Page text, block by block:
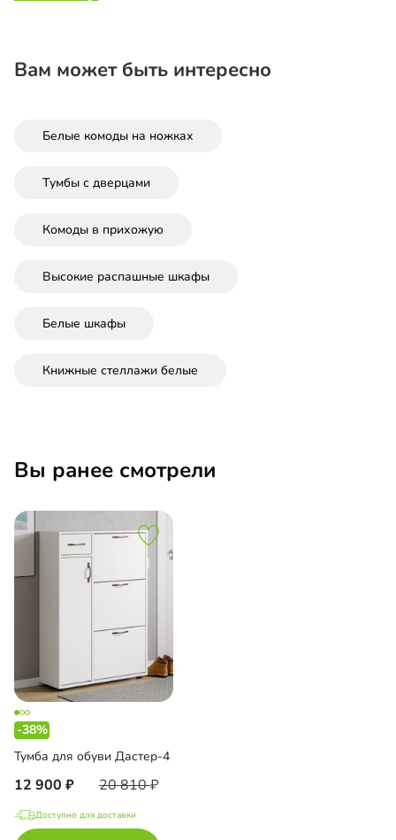
Вам может быть интересно
Белые комоды на ножках
Тумбы с дверцами
Комоды в прихожую
Высокие распашные шкафы
Белые шкафы
Книжные стеллажи белые
Вы ранее смотрели
-38%
Тумба для обуви Дастер-4
12 900 20 810
Доступно для доставки